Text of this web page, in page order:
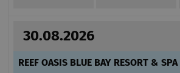
30.08.2026
REEF OASIS BLUE BAY RESORT & SPA